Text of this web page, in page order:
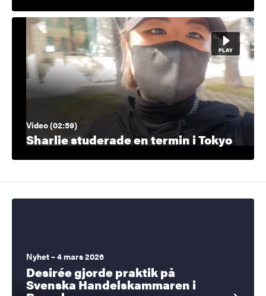
Video (02:59)
Sharlie studerade en termin i Tokyo
Nyhet – 4 mars 2026
Desirée gjorde praktik på
Svenska Handelskammaren i